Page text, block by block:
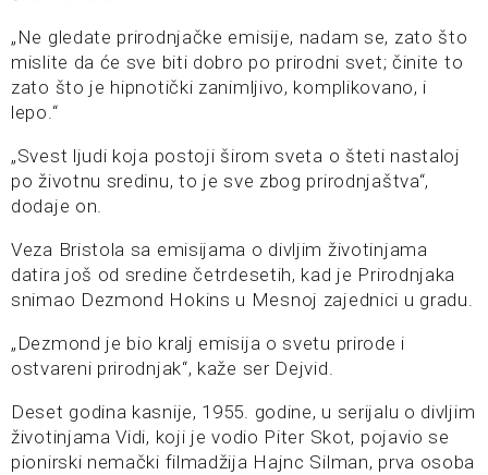
„Ne gledate prirodnjačke emisije, nadam se, zato što
mislite da će sve biti dobro po prirodni svet; činite to
zato što je hipnotički zanimljivo, komplikovano, i
lepo.“
„Svest ljudi koja postoji širom sveta o šteti nastaloj
po životnu sredinu, to je sve zbog prirodnjaštva“,
dodaje on.
Veza Bristola sa emisijama o divljim životinjama
datira još od sredine četrdesetih, kad je Prirodnjaka
snimao Dezmond Hokins u Mesnoj zajednici u gradu.
„Dezmond je bio kralj emisija o svetu prirode i
ostvareni prirodnjak“, kaže ser Dejvid.
Deset godina kasnije, 1955. godine, u serijalu o divljim
životinjama Vidi, koji je vodio Piter Skot, pojavio se
pionirski nemački filmadžija Hajnc Silman, prva osoba